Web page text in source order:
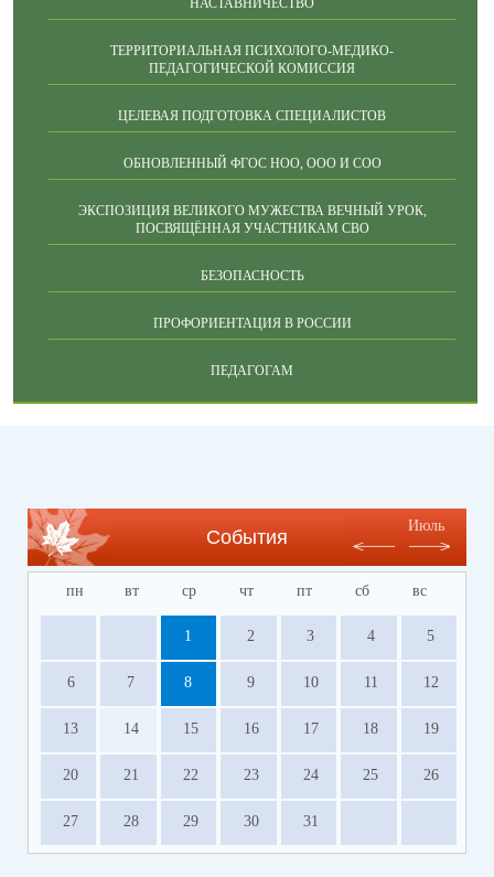
НАСТАВНИЧЕСТВО
ТЕРРИТОРИАЛЬНАЯ ПСИХОЛОГО-МЕДИКО-
ПЕДАГОГИЧЕСКОЙ КОМИССИЯ
ЦЕЛЕВАЯ ПОДГОТОВКА СПЕЦИАЛИСТОВ
ОБНОВЛЕННЫЙ ФГОС НОО, ООО И СОО
ЭКСПОЗИЦИЯ ВЕЛИКОГО МУЖЕСТВА ВЕЧНЫЙ УРОК,
ПОСВЯЩЁННАЯ УЧАСТНИКАМ СВО
БЕЗОПАСНОСТЬ
ПРОФОРИЕНТАЦИЯ В РОССИИ
ПЕДАГОГАМ
События
Июль
пн вт ср чт пт сб вс
1 2 3 4 5
6 7 8 9 10 11 12
13 14 15 16 17 18 19
20 21 22 23 24 25 26
27 28 29 30 31